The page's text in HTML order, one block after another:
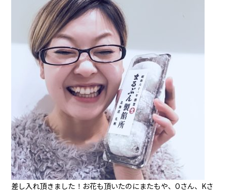
差し入れ頂きました！お花も頂いたのにまたもや、Oさん、Kさ